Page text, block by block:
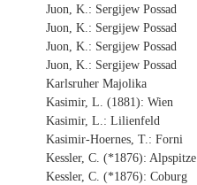
Juon, K.: Sergijew Possad
Juon, K.: Sergijew Possad
Juon, K.: Sergijew Possad
Juon, K.: Sergijew Possad
Karlsruher Majolika
Kasimir, L. (1881): Wien
Kasimir, L.: Lilienfeld
Kasimir-Hoernes, T.: Forni
Kessler, C. (*1876): Alpspitze
Kessler, C. (*1876): Coburg